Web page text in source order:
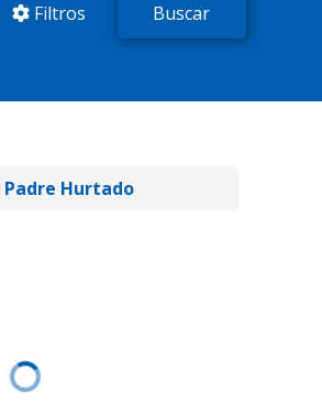
Filtros
Padre Hurtado